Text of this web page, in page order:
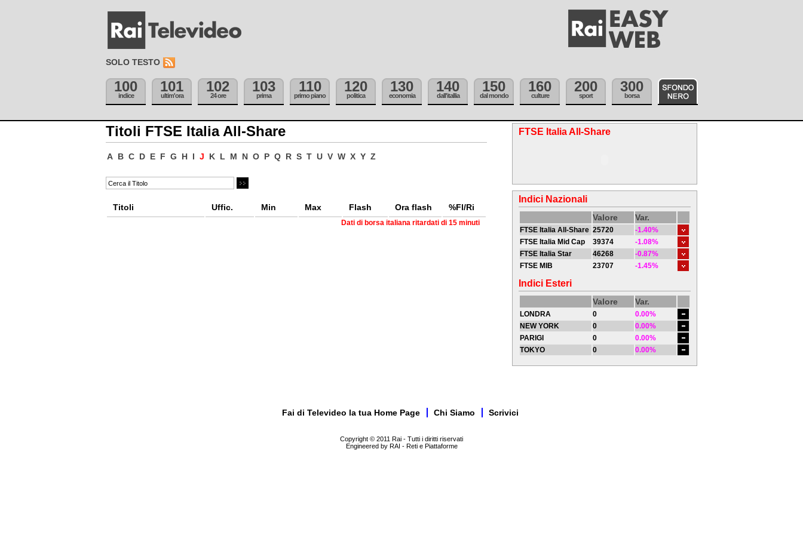
SOLO TESTO
100
indice
101
ultim'ora
102
24 ore
103
prima
110
primo piano
120
politica
130
economia
140
dall'itallia
150
dal mondo
160
culture
200
sport
300
borsa
Titoli FTSE Italia All-Share
A B C D E F G H I J K L M N O P Q R S T U V W X Y Z
Titoli Uffic. Min Max Flash Ora flash %Fl/Ri
Dati di borsa italiana ritardati di 15 minuti
FTSE Italia All-Share
Indici Nazionali
Valore Var.
FTSE Italia All-Share 25720
-1.40%
FTSE Italia Mid Cap
39374
-1.08%
FTSE Italia Star
46268
-0.87%
FTSE MIB
23707 -1.45%
Indici Esteri
Valore Var.
LONDRA 0
0.00%
NEW YORK
0
0.00%
PARIGI
0
0.00%
TOKYO
0 0.00%
Fai di Televideo la tua Home Page Chi Siamo Scrivici
Copyright © 2011 Rai - Tutti i diritti riservati
Engineered by RAI - Reti e Piattaforme